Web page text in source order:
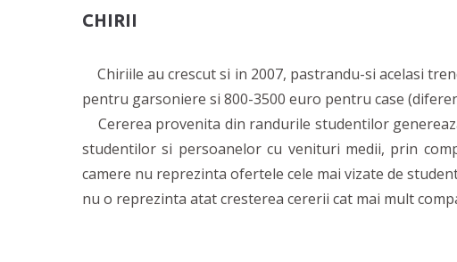
CHIRII
Chiriile au crescut si in 2007, pastrandu-si acelasi
pentru garsoniere si 800-3500 euro pentru case
Cererea provenita din randurile studentilor
studentilor si persoanelor cu venituri medii, prin
camere nu reprezinta ofertele cele mai vizate de
nu o reprezinta atat cresterea cererii cat mai mult